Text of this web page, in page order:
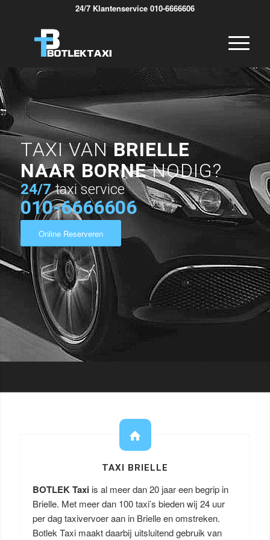
24/7 Klantenservice 010-6666606
TAXI VANBRIELLE
NAAR BORNENODIG?
24/7 taxi service
010-6666606
Online Reserveren
TAXI BRIELLE
BOTLEK Taxi is al meer dan 20 jaar een begrip in
Brielle. Met meer dan 100 taxi’s bieden wij 24 uur
per dag taxivervoer aan in Brielle en omstreken.
Botlek Taxi maakt daarbij uitsluitend gebruik van